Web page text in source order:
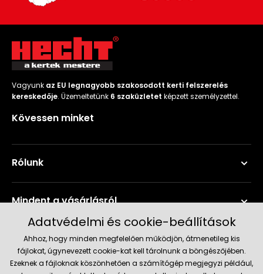
Vagyunk az EU legnagyobb szakosodott kerti felszerelés
kereskedője. Üzemeltetünk 6 szaküzletet képzett személyzettel.
Kövessen minket
Rólunk
Mindent a vásárlásról
Szerviz és támogatás
Adatvédelmi és cookie-beállítások
Ahhoz, hogy minden megfelelően működjön, átmenetileg kis
fájlokat, úgynevezett cookie-kat kell tárolnunk a böngészőjében.
Ezeknek a fájloknak köszönhetően a számítógép megjegyzi például,